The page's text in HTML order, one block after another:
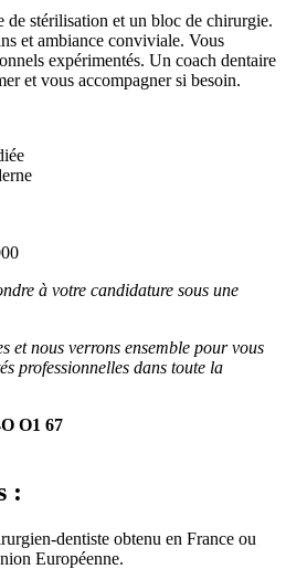
de stérilisation et un bloc de chirurgie.
et ambiance conviviale. Vous
expérimentés. Un coach dentaire
et vous accompagner si besoin.
à votre candidature sous une
et nous verrons ensemble pour vous
professionnelles dans toute la
O1 67
:
dentiste obtenu en France ou
Européenne.